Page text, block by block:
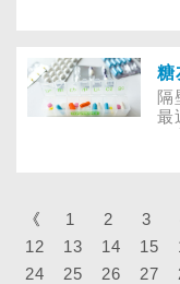
說
全
麼
糖
隔
最
《 1 2 3
12
13 14 15
24
25 26 27